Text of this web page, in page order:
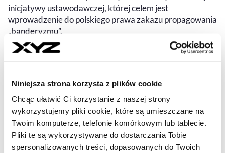
Niniejsza strona korzysta z plików cookie
Chcąc ułatwić Ci korzystanie z naszej strony
wykorzystujemy pliki cookie, które są umieszczane na
Twoim komputerze, telefonie komórkowym lub tablecie.
Pliki te są wykorzystywane do dostarczania Tobie
spersonalizowanych treści, dopasowanych do Twoich
inicjatywy ustawodawczej, której celem jest
wprowadzenie do polskiego prawa zakazu propagowania
„banderyzmu”.
NEWSROOM XYZ
- AUTOR ARTYKUŁU - PROFIL